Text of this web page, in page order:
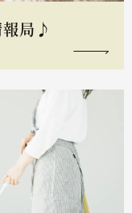
報局♪